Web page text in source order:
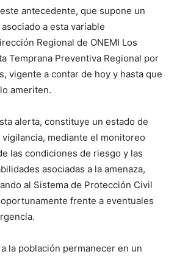
antecedente, que supone un
a esta variable
Regional de ONEMI Los
Temprana Preventiva Regional por
vigente a contar de hoy y hasta que
ameriten.
alerta, constituye un estado de
mediante el monitoreo
las condiciones de riesgo y las
asociadas a la amenaza,
al Sistema de Protección Civil
frente a eventuales
la población permanecer en un